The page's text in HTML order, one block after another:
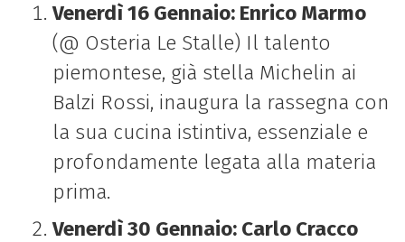
Venerdì 16 Gennaio: Enrico Marmo
(@ Osteria Le Stalle) Il talento
piemontese, già stella Michelin ai
Balzi Rossi, inaugura la rassegna con
la sua cucina istintiva, essenziale e
profondamente legata alla materia
prima.
Venerdì 30 Gennaio: Carlo Cracco